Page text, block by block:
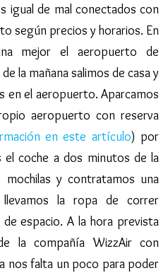
igual de mal conectados con
según precios y horarios. En
mejor el aeropuerto de
la mañana salimos de casa y
en el aeropuerto. Aparcamos
aeropuerto con reserva
en este artículo) por
coche a dos minutos de la
mochilas y contratamos una
la ropa de correr
espacio. A la hora prevista
la compañía WizzAir con
nos falta un poco para poder